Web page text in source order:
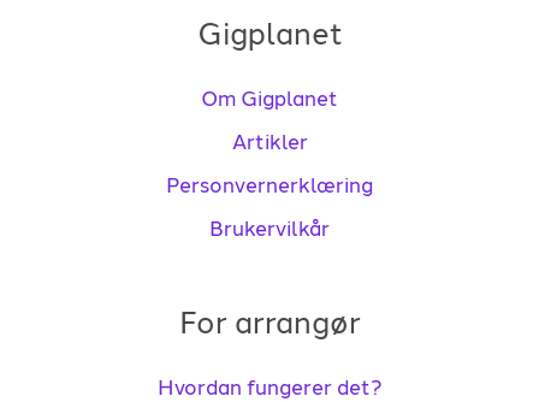
Gigplanet
Om Gigplanet
Artikler
Personvernerklæring
Brukervilkår
For arrangør
Hvordan fungerer det?